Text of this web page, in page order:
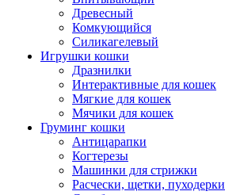
Древесный
Комкующийся
Силикагелевый
Игрушки кошки
Дразнилки
Интерактивные для кошек
Мягкие для кошек
Мячики для кошек
Груминг кошки
Антицарапки
Когтерезы
Машинки для стрижки
Расчески, щетки, пуходерки